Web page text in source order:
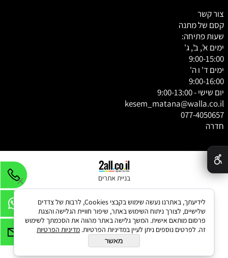
צור קשר
קסם של מתנה
שעות פתיחה:
ימים א', ב', ג'
9:00-15:00
ימים ד' ו ה'
9:00-16:00
יום שישי - 9:00-13:00
kesem_matana@walla.co.il
077-4050657
חדרה
בניית אתרים
לידיעתך, באתרנו נעשה שימוש בקבצי Cookies, לרבות של צדדים
שלישיים, לצורך ניתוח השימוש באתר, שיפור חוויית הגלישה והצגת
פרסום מותאם אישית. המשך גלישה באתר מהווה את הסכמתך לשימוש
זה. לפרטים נוספים ניתן לעיין במדיניות הפרטיות. מדיניות הפרטיות
מאשר